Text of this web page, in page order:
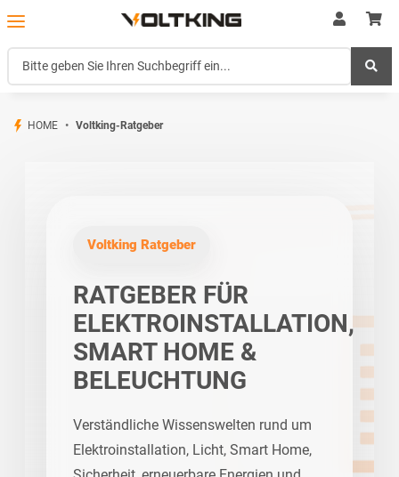
HOME Voltking-Ratgeber
Voltking Ratgeber
RATGEBER FÜR
ELEKTROINSTALLATION,
SMART HOME &
BELEUCHTUNG
Verständliche Wissenswelten rund um
Elektroinstallation, Licht, Smart Home,